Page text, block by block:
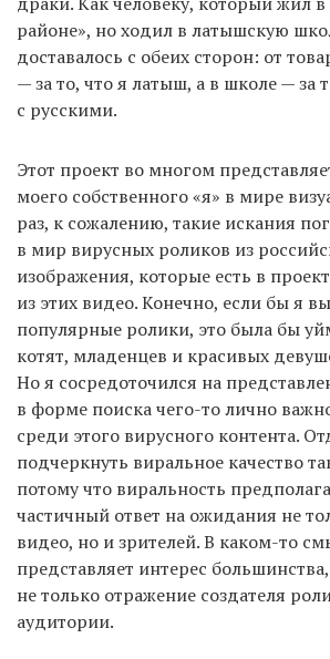
районе», но ходил в латышскую
доставалось с обеих сторон: от
— за то, что я латыш, а в школе — за
с русскими.
Этот проект во многом
моего собственного «я» в мире
раз, к сожалению, такие искания
в мир вирусных роликов из
изображения, которые есть в
из этих видео. Конечно, если бы я
популярные ролики, это была бы
котят, младенцев и красивых
Но я сосредоточился на
в форме поиска чего-то лично
среди этого вирусного контента.
подчеркнуть виральное качество
потому что виральность
частичный ответ на ожидания не
видео, но и зрителей. В каком-то
представляет интерес большинства,
не только отражение создателя
аудитории.